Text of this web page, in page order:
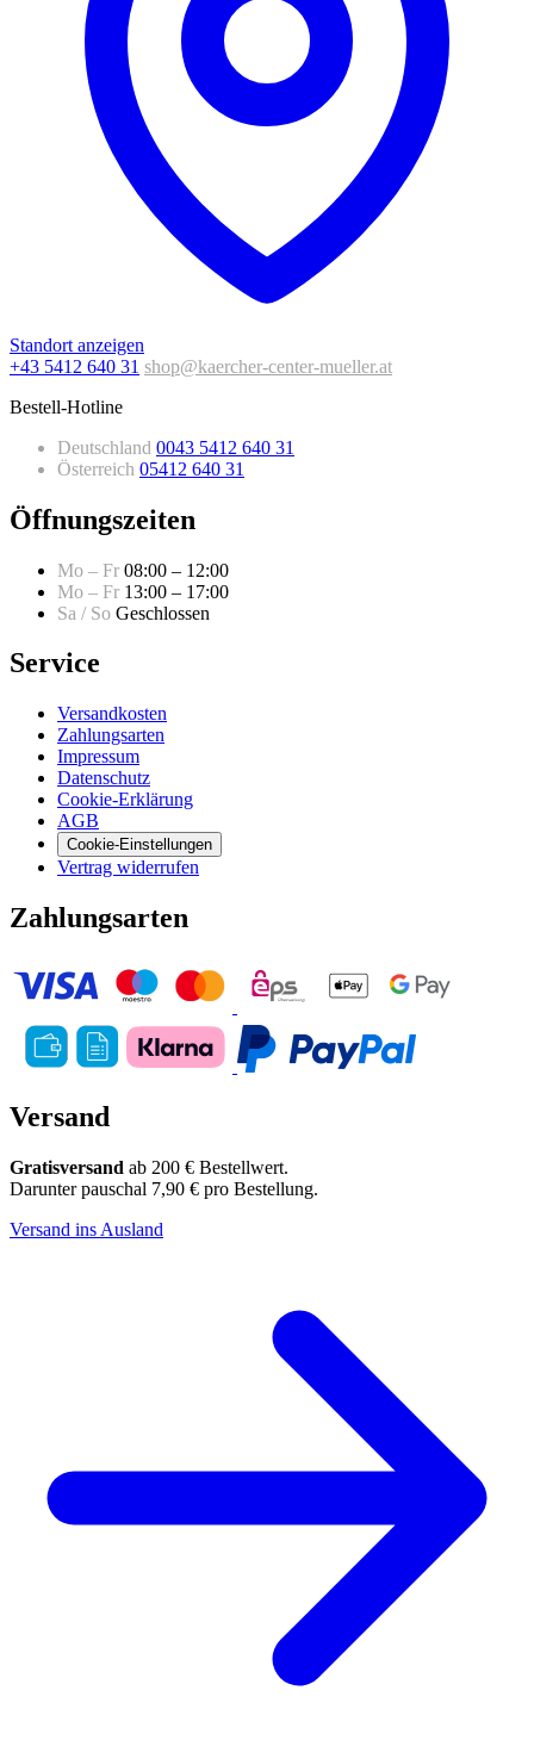
Standort anzeigen
+43 5412 640 31 shop@kaercher-center-mueller.at
Bestell-Hotline
Deutschland 0043 5412 640 31
Österreich 05412 640 31
Öffnungszeiten
Mo – Fr 08:00 – 12:00
Mo – Fr 13:00 – 17:00
Sa / So Geschlossen
Service
Versandkosten
Zahlungsarten
Impressum
Datenschutz
Cookie-Erklärung
AGB
Cookie-Einstellungen
Vertrag widerrufen
Zahlungsarten
Versand
Gratisversand ab 200 € Bestellwert.
Darunter pauschal 7,90 € pro Bestellung.
Versand ins Ausland